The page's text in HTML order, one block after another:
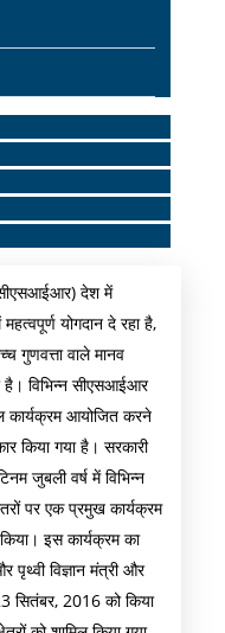
देश में
योगदान दे रहा है,
गुणवत्ता वाले मानव
है। विभिन्न सीएसआईआर
कार्यक्रम आयोजित करने
किया गया है। सरकारी
जुबली वर्ष में विभिन्न
पर एक प्रमुख कार्यक्रम
इस कार्यक्रम का
पृथ्वी विज्ञान मंत्री और
सितंबर, 2016 को किया